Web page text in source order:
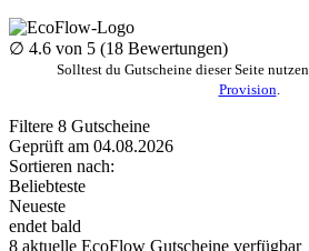
∅ 4.6 von 5 (18 Bewertungen)
Solltest du Gutscheine dieser Seite nutzen,
Provision
Filtere 8 Gutscheine
Geprüft am 04.08.2026
Sortieren nach:
Beliebteste
Neueste
endet bald
8 aktuelle EcoFlow Gutscheine verfügbar